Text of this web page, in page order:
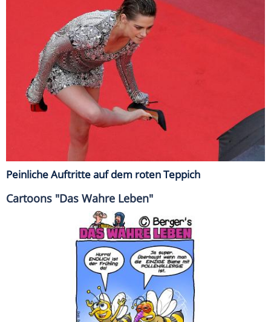
Peinliche Auftritte auf dem roten Teppich
Cartoons "Das Wahre Leben"